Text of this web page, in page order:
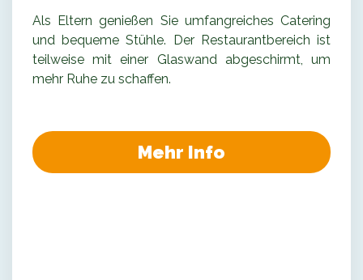
Als Eltern genießen Sie umfangreiches Catering
und bequeme Stühle. Der Restaurantbereich ist
teilweise mit einer Glaswand abgeschirmt, um
mehr Ruhe zu schaffen.
Mehr Info